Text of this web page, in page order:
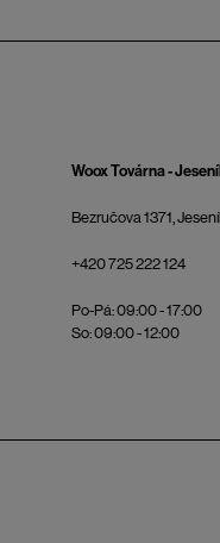
Woox Továrna -
Bezručova 1371,
+420 725 222 124
Po-Pá: 09:00 - 17:00
So: 09:00 - 12:00